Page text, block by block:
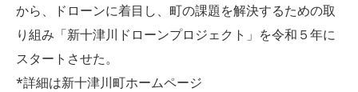
から、ドローンに着目し、町の課題を解決するための取
り組み「新十津川ドローンプロジェクト」を令和５年に
スタートさせた。
*詳細は新十津川町ホームページ